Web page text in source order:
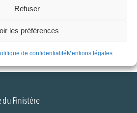
Refuser
les préférences
de confidentialitéMentions légales
Li
n
k
e
dI
m
y
Li
g
er
Finistère